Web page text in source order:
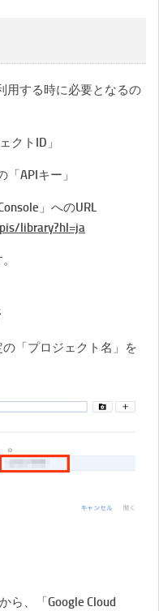
用する時に必要となるの
クトID」
「APIキー」
」へのURL
library?hl=ja
「プロジェクト名」を
ら、「Google Cloud